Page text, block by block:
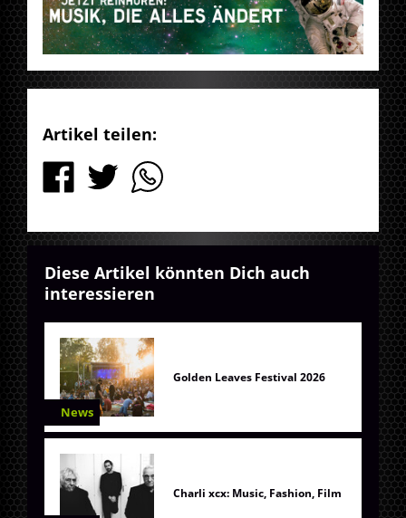
Artikel teilen:
Diese Artikel könnten Dich auch
interessieren
News
Golden Leaves Festival 2026
Charli xcx: Music, Fashion, Film